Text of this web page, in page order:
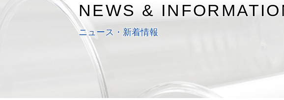
NEWS &
ニュース・新着情報